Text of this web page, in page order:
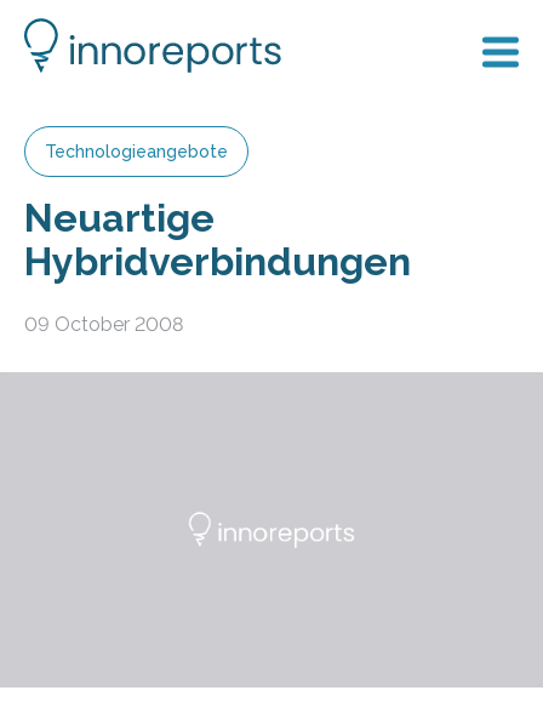
Technologieangebote
Neuartige
Hybridverbindungen
09 October 2008